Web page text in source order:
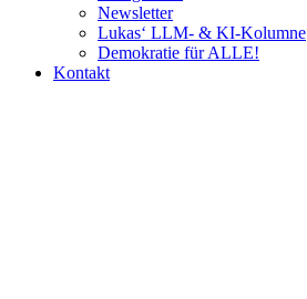
Newsletter
Lukas‘ LLM- & KI-Kolumne
Demokratie für ALLE!
Kontakt